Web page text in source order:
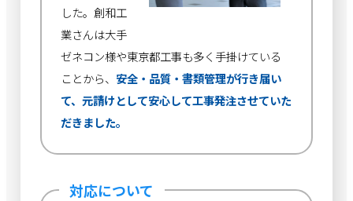
した。創和工
業さんは大手
ゼネコン様や東京都工事も多く手掛けている
ことから、 安全・品質・書類管理が行き届い
て、元請けとして安心して工事発注させていた
だきました。
対応について